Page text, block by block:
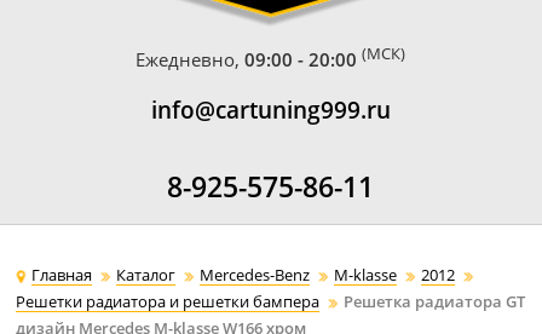
Ежедневно,09:00 - 20:00 (МСК)
info@cartuning999.ru
8-925-575-86-11
Главная Каталог Mercedes-Benz M-klasse
2012
Решетки радиатора и решетки бампера
Решетка радиатора GT
дизайн Mercedes M-klasse W166 хром